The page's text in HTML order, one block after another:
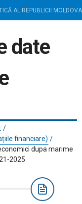
AL REPUBLICII MOLDOVA
date
/
financiare) /
dupa marime
2025